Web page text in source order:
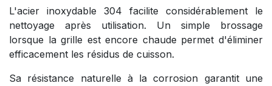
L'acier inoxydable 304 facilite considérablement le
nettoyage après utilisation. Un simple brossage
lorsque la grille est encore chaude permet d'éliminer
efficacement les résidus de cuisson.
Sa résistance naturelle à la corrosion garantit une